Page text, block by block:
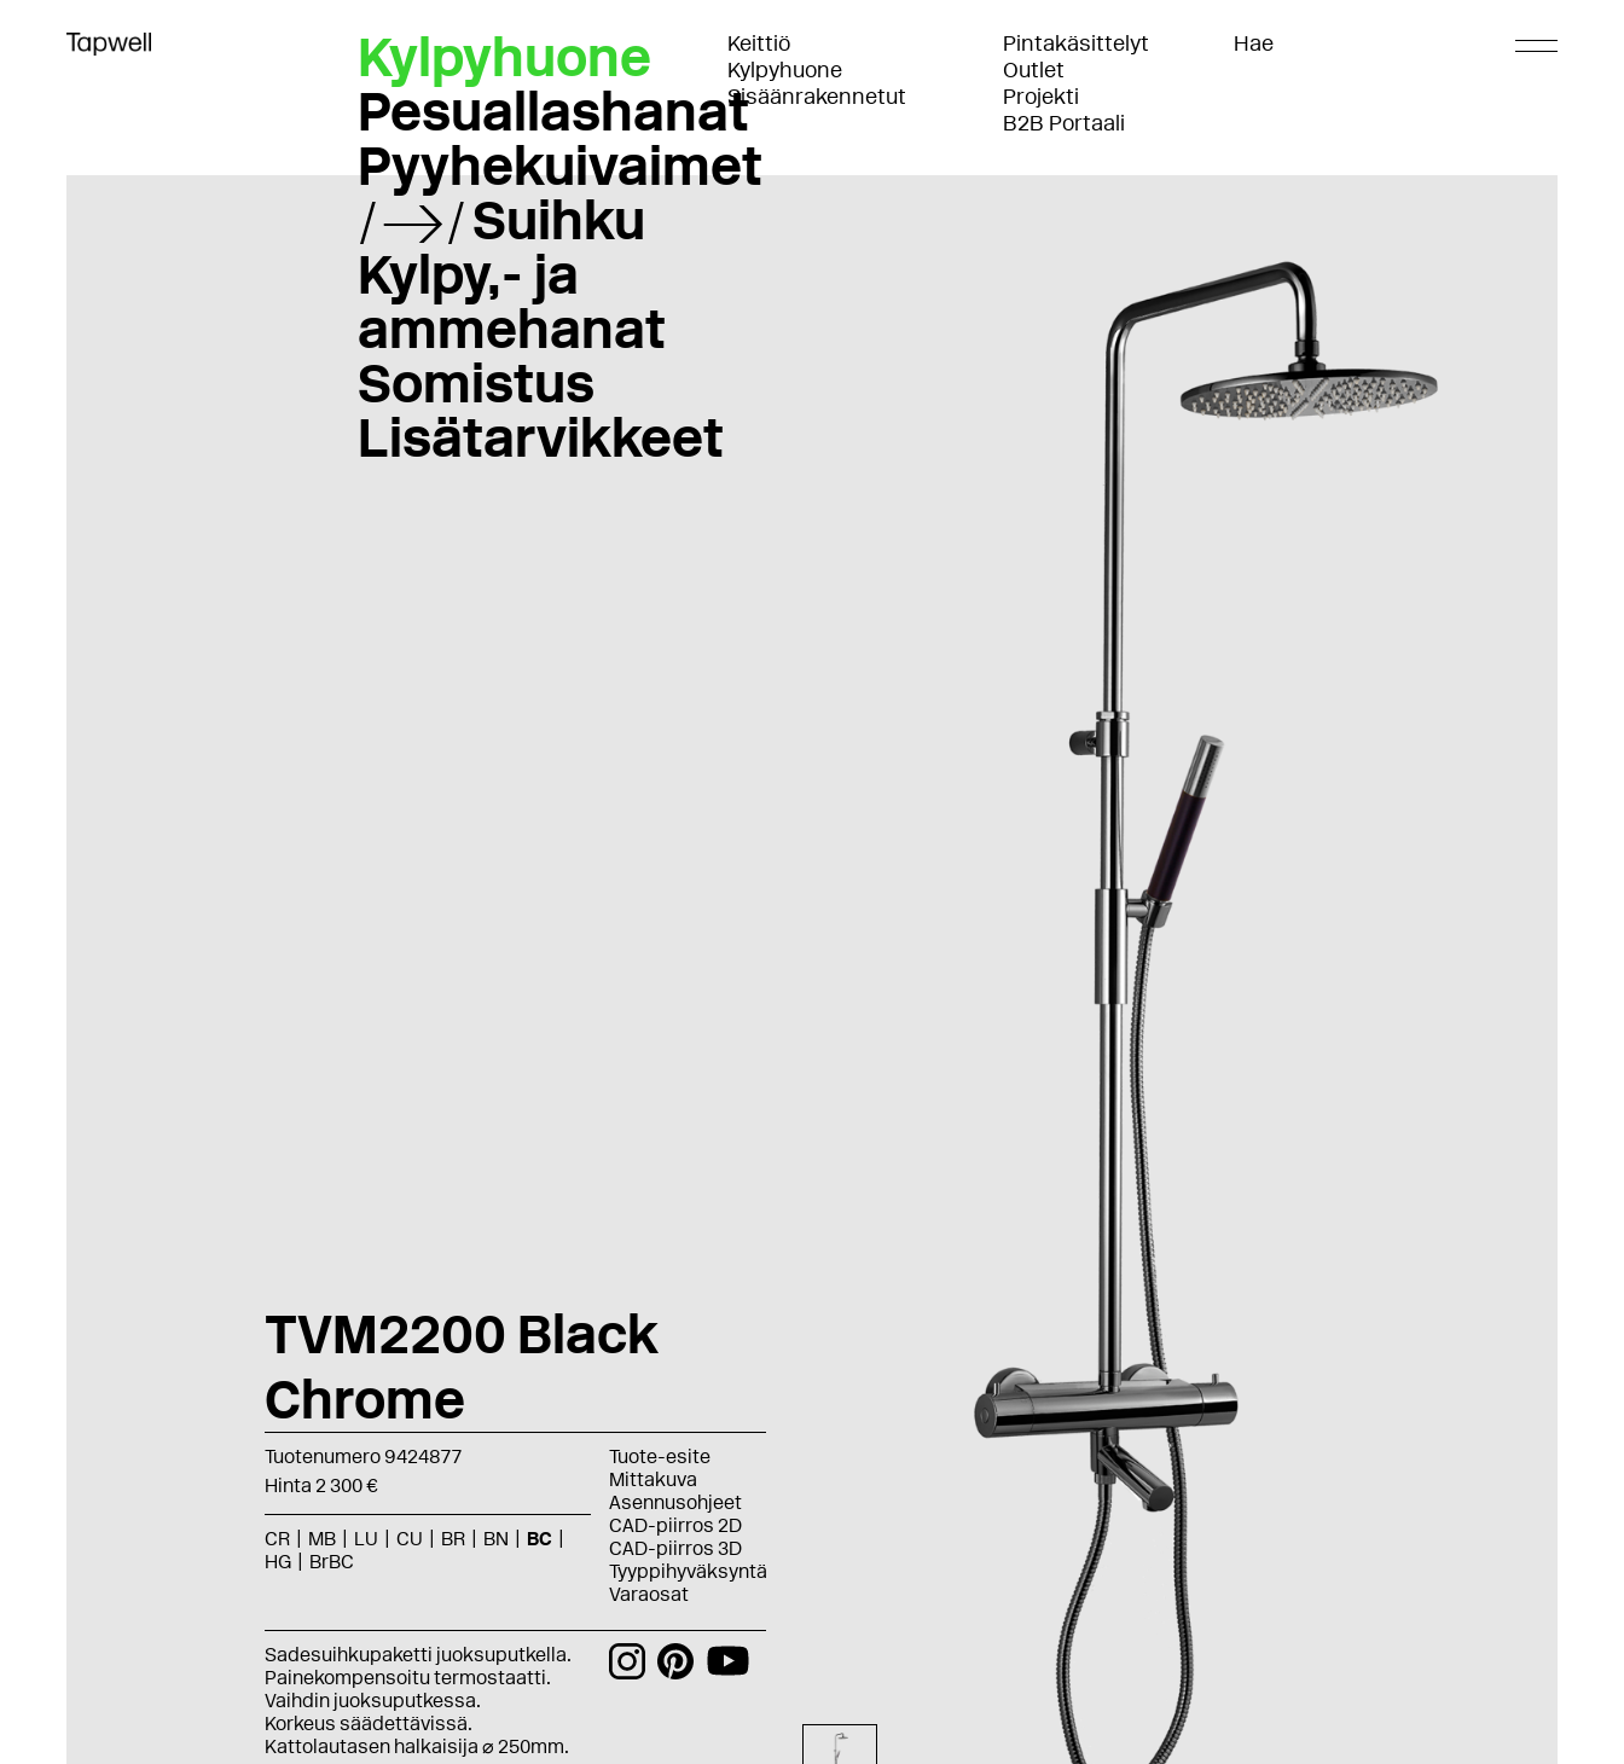
Kylpyhuone
Pesuallashanat
Pyyhekuivaimet
Suihku
Kylpy,- ja
ammehanat
Somistus
Lisätarvikkeet
Keittiö
Kylpyhuone
Sisäänrakennetut
Pintakäsittelyt
Outlet
Projekti
B2B Portaali
Hae
TVM2200 Black
Chrome
Tuotenumero 9424877
Hinta 2 300 €
CR MB LU CU BR BN
BC
HG
BrBC
Tuote-esite
Mittakuva
Asennusohjeet
CAD-piirros 2D
CAD-piirros 3D
Tyyppihyväksyntä
Varaosat
Sadesuihkupaketti juoksuputkella.
Painekompensoitu termostaatti.
Vaihdin juoksuputkessa.
Korkeus säädettävissä.
Kattolautasen halkaisija ⌀ 250mm.